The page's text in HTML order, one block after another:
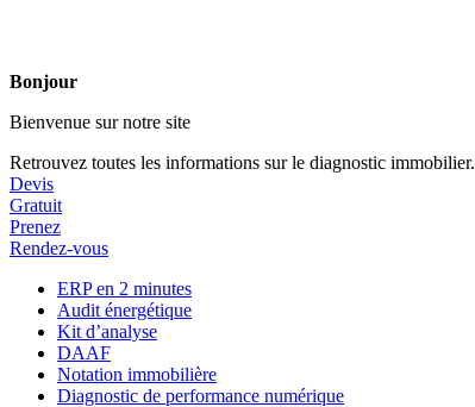
Bonjour
Bienvenue sur notre site
Retrouvez toutes les informations sur le diagnostic immobilier.
Devis
Gratuit
Prenez
Rendez-vous
ERP en 2 minutes
Audit énergétique
Kit d’analyse
DAAF
Notation immobilière
Diagnostic de performance numérique